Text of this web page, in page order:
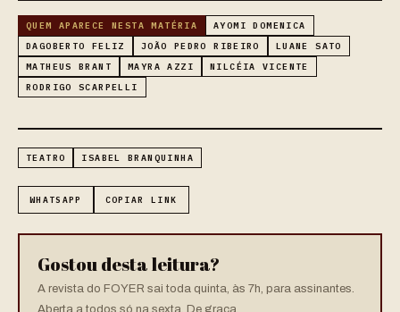
QUEM APARECE NESTA MATÉRIA
AYOMI DOMENICA
DAGOBERTO FELIZ
JOÃO PEDRO RIBEIRO
LUANE SATO
MATHEUS BRANT
MAYRA AZZI
NILCÉIA VICENTE
RODRIGO SCARPELLI
TEATRO ISABEL BRANQUINHA
WHATSAPP COPIAR LINK
Gostou desta leitura?
A revista do FOYER sai toda quinta, às 7h, para assinantes.
Aberta a todos só na sexta. De graça.